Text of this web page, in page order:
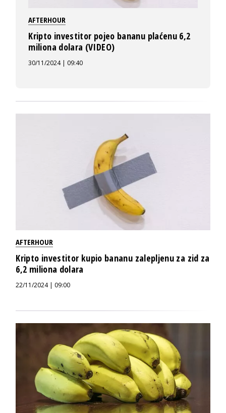
AFTERHOUR
Kripto investitor pojeo bananu plaćenu 6,2
miliona dolara (VIDEO)
30/11/2024 | 09:40
AFTERHOUR
Kripto investitor kupio bananu zalepljenu za zid za
6,2 miliona dolara
22/11/2024 | 09:00